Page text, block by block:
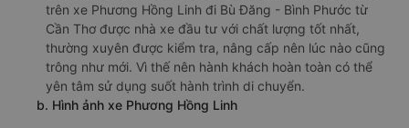
trên xe Phương Hồng Linh đi Bù Đăng - Bình Phước từ
Cần Thơ được nhà xe đầu tư với chất lượng tốt nhất,
thường xuyên được kiểm tra, nâng cấp nên lúc nào cũng
trông như mới. Vì thế nên hành khách hoàn toàn có thể
yên tâm sử dụng suốt hành trình di chuyển.
b. Hình ảnh xe Phương Hồng Linh